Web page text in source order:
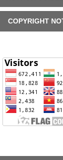
COPYRIGHT